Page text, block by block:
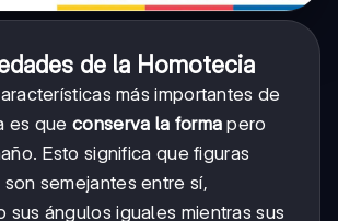
de la Homotecia
más importantes de
es queconserva la forma pero
Esto significa que figuras
semejantes entre sí,
sus ángulos iguales mientras sus